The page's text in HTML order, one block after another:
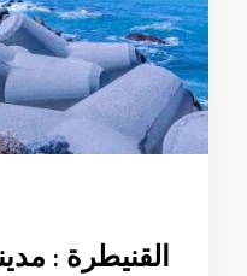
القنيطرة :